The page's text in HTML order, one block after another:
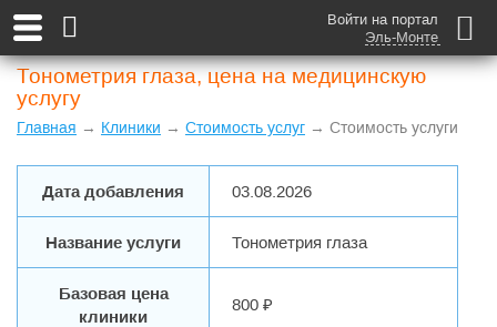
Войти на портал
Эль-Монте
Тонометрия глаза, цена на медицинскую
услугу
Главная → Клиники → Стоимость услуг → Стоимость услуги
Дата добавления 03.08.2026
Название услуги Тонометрия глаза
Базовая цена
клиники
800 ₽